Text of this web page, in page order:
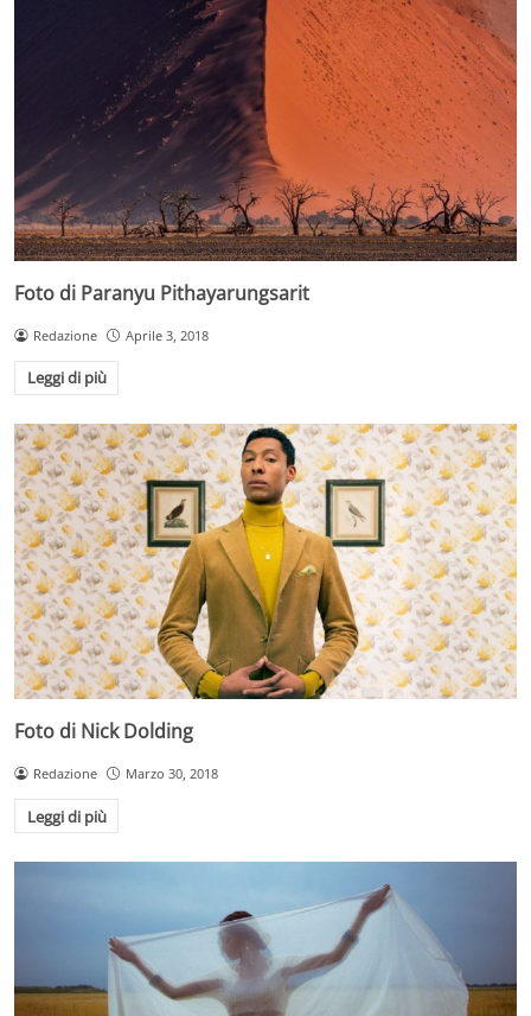
Foto di Paranyu Pithayarungsarit
Redazione Aprile 3, 2018
Leggi di più
Foto di Nick Dolding
Redazione Marzo 30, 2018
Leggi di più